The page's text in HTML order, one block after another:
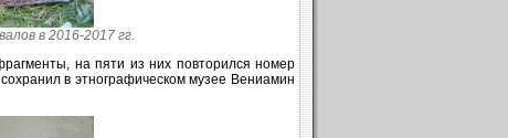
в 2016-2017 гг.
на пяти из них повторился номер
в этнографическом музее Вениамин